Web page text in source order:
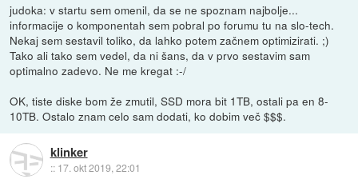
judoka: v startu sem omenil, da se ne spoznam najbolje...
informacije o komponentah sem pobral po forumu tu na slo-tech.
Nekaj sem sestavil toliko, da lahko potem začnem optimizirati. ;)
Tako ali tako sem vedel, da ni šans, da v prvo sestavim sam
optimalno zadevo. Ne me kregat :-/
OK, tiste diske bom že zmutil, SSD mora bit 1TB, ostali pa en 8-
10TB. Ostalo znam celo sam dodati, ko dobim več $$$.
klinker
:: 17. okt 2019, 22:01